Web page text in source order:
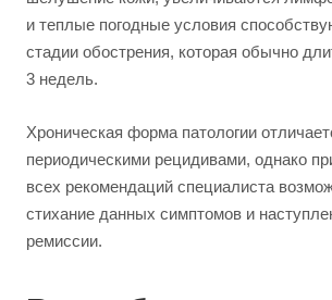
и теплые погодные условия
стадии обострения, которая обычно
3 недель.
Хроническая форма патологии
периодическими рецидивами, однако
всех рекомендаций специалиста
стихание данных симптомов и
ремиссии.